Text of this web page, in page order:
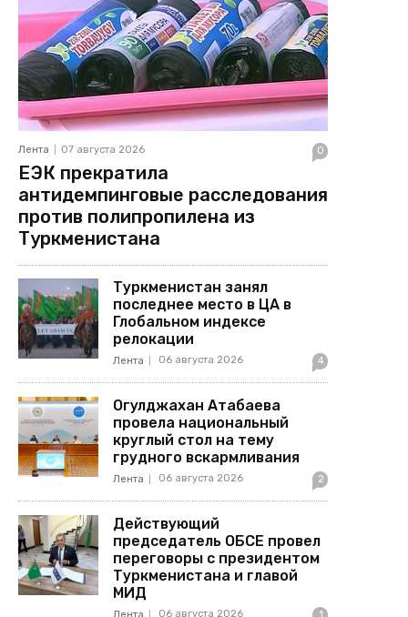
Лента 07 августа 2026 0
ЕЭК прекратила
антидемпинговые расследования
против полипропилена из
Туркменистана
Туркменистан занял
последнее место в ЦА в
Глобальном индексе
релокации
Лента 06 августа 2026 4
Огулджахан Атабаева
провела национальный
круглый стол на тему
грудного вскармливания
Лента 06 августа 2026 2
Действующий
председатель ОБСЕ провел
переговоры с президентом
Туркменистана и главой
МИД
Лента 06 августа 2026 1